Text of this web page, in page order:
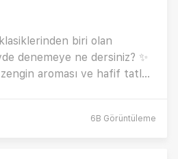
biri olan
denemeye ne dersiniz? ✨
aroması ve hafif tatlı
nasıl yapılır?” ya da
6B Görüntüleme